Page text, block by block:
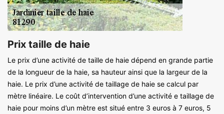
Prix taille de haie
Le prix d’une activité de taille de haie dépend en grande partie
de la longueur de la haie, sa hauteur ainsi que la largeur de la
haie. Le prix d’une activité de taillage de haie se calcul par
mètre linéaire. Le coût d’intervention d’une activité e taillage de
haie pour moins d’un mètre est situé entre 3 euros à 7 euros, 5